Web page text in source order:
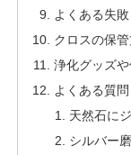
よくある失敗
クロスの保
浄化グッズ
よくある質問
天然石に
シルバー